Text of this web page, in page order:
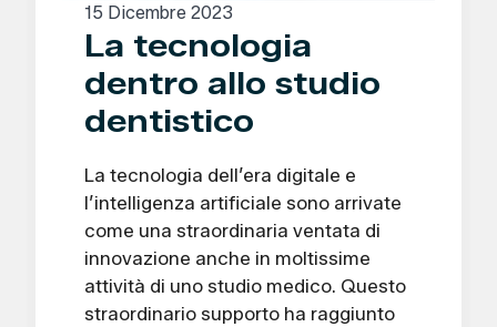
15 Dicembre 2023
La tecnologia
dentro allo studio
dentistico
La tecnologia dell’era digitale e
l’intelligenza artificiale sono arrivate
come una straordinaria ventata di
innovazione anche in moltissime
attività di uno studio medico. Questo
straordinario supporto ha raggiunto